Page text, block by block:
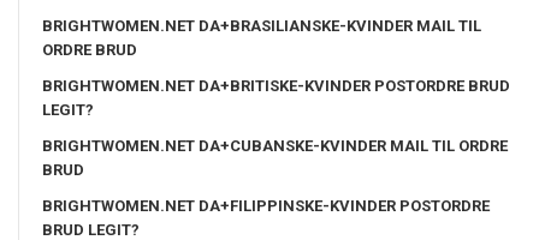
BRIGHTWOMEN.NET DA+BRASILIANSKE-KVINDER MAIL TIL
ORDRE BRUD
BRIGHTWOMEN.NET DA+BRITISKE-KVINDER POSTORDRE BRUD
LEGIT?
BRIGHTWOMEN.NET DA+CUBANSKE-KVINDER MAIL TIL ORDRE
BRUD
BRIGHTWOMEN.NET DA+FILIPPINSKE-KVINDER POSTORDRE
BRUD LEGIT?